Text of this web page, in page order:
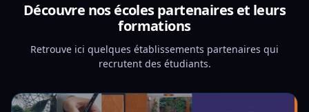
Découvre nos écoles partenaires et leurs
formations
Retrouve ici quelques établissements partenaires qui
recrutent des étudiants.